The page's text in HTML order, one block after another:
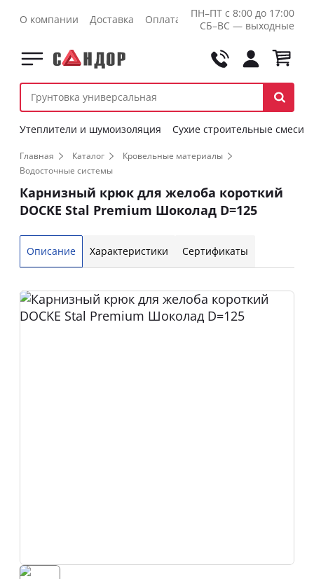
О компании Доставка Оплата Контакты Оптовикам
ПН–ПТ с 8:00 до 17:00
СБ–ВС — выходные
Утеплители и шумоизоляция Сухие строительные смеси
Главная Каталог
Кровельные материалы
Водосточные системы
Карнизный крюк для желоба короткий
DOCKE Stal Premium Шоколад D=125
Описание Характеристики Сертификаты